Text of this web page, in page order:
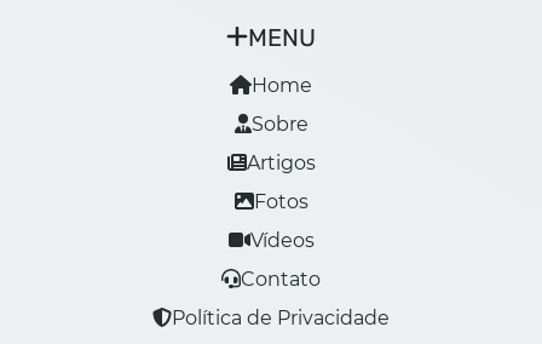
MENU
Home
Sobre
Artigos
Fotos
Vídeos
Contato
Política de Privacidade